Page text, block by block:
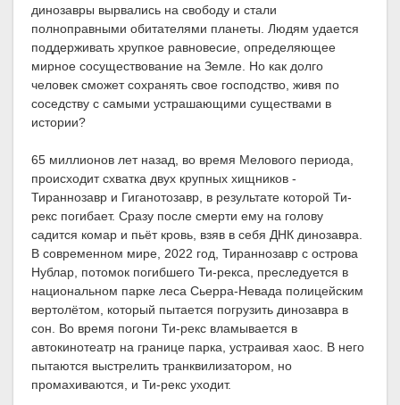
динозавры вырвались на свободу и стали
полноправными обитателями планеты. Людям удается
поддерживать хрупкое равновесие, определяющее
мирное сосуществование на Земле. Но как долго
человек сможет сохранять свое господство, живя по
соседству с самыми устрашающими существами в
истории?
65 миллионов лет назад, во время Мелового периода,
происходит схватка двух крупных хищников -
Тираннозавр и Гиганотозавр, в результате которой Ти-
рекс погибает. Сразу после смерти ему на голову
садится комар и пьёт кровь, взяв в себя ДНК динозавра.
В современном мире, 2022 год, Тираннозавр с острова
Нублар, потомок погибшего Ти-рекса, преследуется в
национальном парке леса Сьерра-Невада полицейским
вертолётом, который пытается погрузить динозавра в
сон. Во время погони Ти-рекс вламывается в
автокинотеатр на границе парка, устраивая хаос. В него
пытаются выстрелить транквилизатором, но
промахиваются, и Ти-рекс уходит.